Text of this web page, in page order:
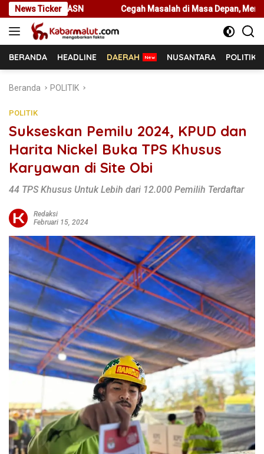
Langsung
ke
konten
News Ticker
Cegah Masalah di Masa Depan, Menteri Nusron Ajak Pemda
BERANDA HEADLINE DAERAH NUSANTARA POLITIK
Beranda POLITIK
POLITIK
Sukseskan Pemilu 2024, KPUD dan
Harita Nickel Buka TPS Khusus
Karyawan di Site Obi
44 TPS Khusus Untuk Lebih dari 12.000 Pemilih Terdaftar
Redaksi
Februari 15, 2024